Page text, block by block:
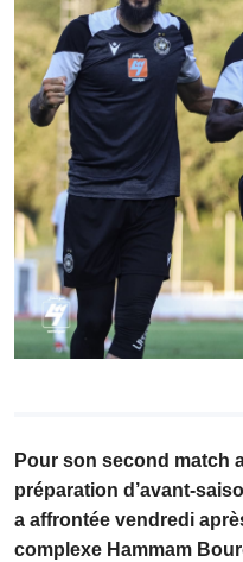
Pour son second match
préparation d’avant-
a affrontée vendredi
complexe Hammam